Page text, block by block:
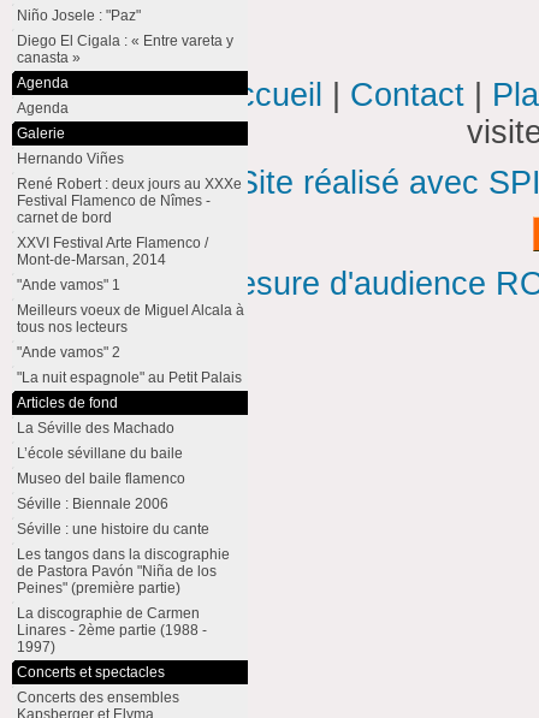
Niño Josele : "Paz"
Diego El Cigala : « Entre vareta y
canasta »
Agenda
Agenda
Galerie
Hernando Viñes
René Robert : deux jours au XXXe
Festival Flamenco de Nîmes -
carnet de bord
XXVI Festival Arte Flamenco /
Mont-de-Marsan, 2014
"Ande vamos" 1
Meilleurs voeux de Miguel Alcala à
tous nos lecteurs
"Ande vamos" 2
"La nuit espagnole" au Petit Palais
Articles de fond
La Séville des Machado
L’école sévillane du baile
Museo del baile flamenco
Séville : Biennale 2006
Séville : une histoire du cante
Les tangos dans la discographie
de Pastora Pavón "Niña de los
Peines" (première partie)
La discographie de Carmen
Linares - 2ème partie (1988 -
1997)
Concerts et spectacles
Concerts des ensembles
Kapsberger et Elyma
Accueil Contact
Site réalisé avec
Mesure d'audience